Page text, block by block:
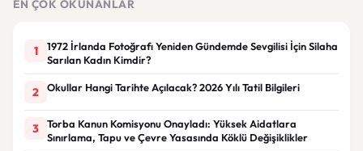
EN ÇOK OKUNANLAR
1
1972 İrlanda Fotoğrafı Yeniden Gündemde Sevgilisi İçin Silaha
Sarılan Kadın Kimdir?
2 Okullar Hangi Tarihte Açılacak? 2026 Yılı Tatil Bilgileri
3
Torba Kanun Komisyonu Onayladı: Yüksek Aidatlara
Sınırlama, Tapu ve Çevre Yasasında Köklü Değişiklikler